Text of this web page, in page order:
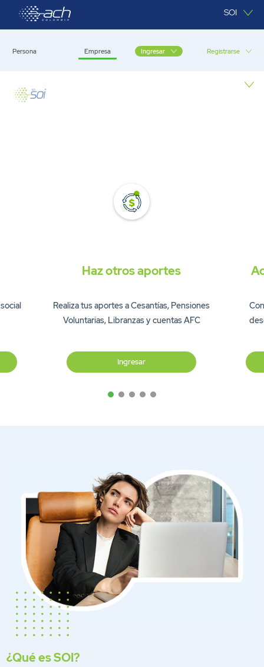
Saltar al contenido principal SOI
Persona Empresa Ingresar Registrarse
Haz otros aportes
Realiza tus aportes a Cesantías, Pensiones
Voluntarias, Libranzas y cuentas AFC
Ingresar
¿Qué es SOI?